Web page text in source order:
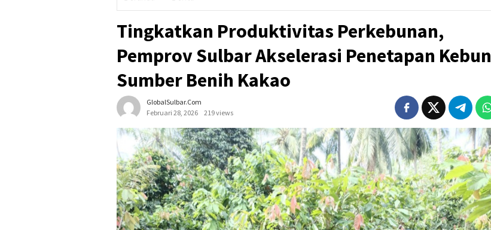
Tingkatkan Produktivitas Perkebunan,
Pemprov Sulbar Akselerasi Penetapan Kebun
Sumber Benih Kakao
GlobalSulbar.com
Februari 28, 2026
219 views